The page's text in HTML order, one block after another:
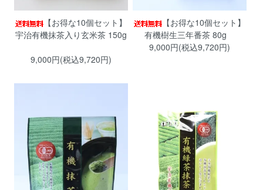
【お得な10個セット】
宇治有機抹茶入り玄米茶 150g
9,000円(税込9,720円)
【お得な10個セット】
有機樹生三年番茶 80g
9,000円(税込9,720円)